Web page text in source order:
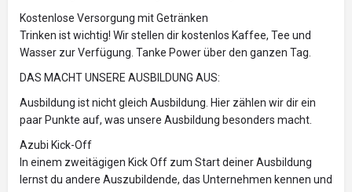
Kostenlose Versorgung mit Getränken
Trinken ist wichtig! Wir stellen dir kostenlos Kaffee, Tee und
Wasser zur Verfügung. Tanke Power über den ganzen Tag.
DAS MACHT UNSERE AUSBILDUNG AUS:
Ausbildung ist nicht gleich Ausbildung. Hier zählen wir dir ein
paar Punkte auf, was unsere Ausbildung besonders macht.
Azubi Kick-Off
In einem zweitägigen Kick Off zum Start deiner Ausbildung
lernst du andere Auszubildende, das Unternehmen kennen und